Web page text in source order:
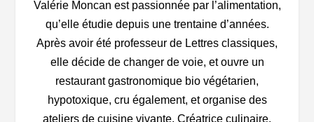
Valérie Moncan est passionnée par l’alimentation,
qu’elle étudie depuis une trentaine d’années.
Après avoir été professeur de Lettres classiques,
elle décide de changer de voie, et ouvre un
restaurant gastronomique bio végétarien,
hypotoxique, cru également, et organise des
ateliers de cuisine vivante. Créatrice culinaire,